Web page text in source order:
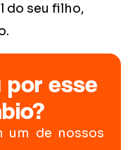
do seu filho,
por esse
um de nossos